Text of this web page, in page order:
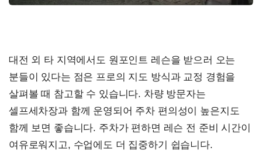
대전 외 타 지역에서도 원포인트 레슨을 받으러 오는
분들이 있다는 점은 프로의 지도 방식과 교정 경험을
살펴볼 때 참고할 수 있습니다. 차량 방문자는
셀프세차장과 함께 운영되어 주차 편의성이 높은지도
함께 보면 좋습니다. 주차가 편하면 레슨 전 준비 시간이
여유로워지고, 수업에도 더 집중하기 쉽습니다.